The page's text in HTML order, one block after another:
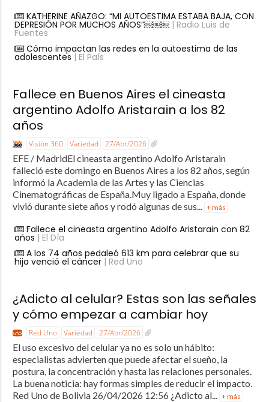
KATHERINE AÑAZGO: “MI AUTOESTIMA ESTABA BAJA, CON
DEPRESIÓN POR MUCHOS AÑOS”￼￼￼| Radio Luis de
Fuentes
Cómo impactan las redes en la autoestima de las
adolescentes | El País
Fallece en Buenos Aires el cineasta
argentino Adolfo Aristarain a los 82
años
Visión 360 Variedad 27/Abr/2026
EFE / MadridEl cineasta argentino Adolfo Aristarain
falleció este domingo en Buenos Aires a los 82 años, según
informó la Academia de las Artes y las Ciencias
Cinematográficas de España.Muy ligado a España, donde
vivió durante siete años y rodó algunas de sus... + más
Fallece el cineasta argentino Adolfo Aristarain con 82
años | El Día
A los 74 años pedaleó 613 km para celebrar que su
hija venció el cáncer| Red Uno
¿Adicto al celular? Estas son las señales
y cómo empezar a cambiar hoy
Red Uno Variedad 27/Abr/2026
El uso excesivo del celular ya no es solo un hábito:
especialistas advierten que puede afectar el sueño, la
postura, la concentración y hasta las relaciones personales.
La buena noticia: hay formas simples de reducir el impacto.
Red Uno de Bolivia 26/04/2026 12:56 ¿Adicto al... + más